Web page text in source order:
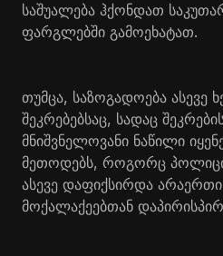
საშუალება ჰქონდათ
ფარგლებში გამოეხატათ.
თუმცა, საზოგადოება ასევე
შეკრებებსაც, სადაც
მნიშვნელოვანი ნაწილი
მეთოდებს, როგორც
ასევე დაფიქსირდა
მოქალაქეებთან